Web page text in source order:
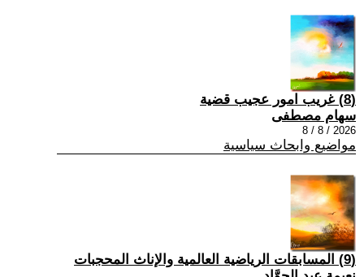
(8) غريب امور عجيب قضية
سهام مصطفى
2026 / 8 / 8
مواضيع وابحاث سياسية
(9) المسابقات الرياضية العالمية والإناث المحجبات